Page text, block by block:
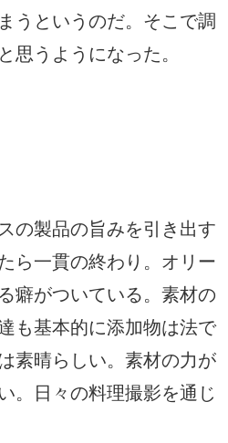
うというのだ。そこで調
思うようになった。
の製品の旨みを引き出す
ら一貫の終わり。オリー
癖がついている。素材の
も基本的に添加物は法で
素晴らしい。素材の力が
。日々の料理撮影を通じ